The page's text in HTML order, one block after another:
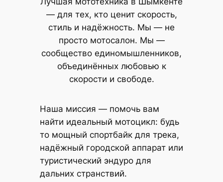
— для тех, кто ценит скорость,
стиль и надёжность. Мы — не
просто мотосалон. Мы —
сообщество единомышленников,
объединённых любовью к
скорости и свободе.
Наша миссия — помочь вам
найти идеальный мотоцикл: будь
то мощный спортбайк для трека,
надёжный городской аппарат или
туристический эндуро для
дальних странствий.